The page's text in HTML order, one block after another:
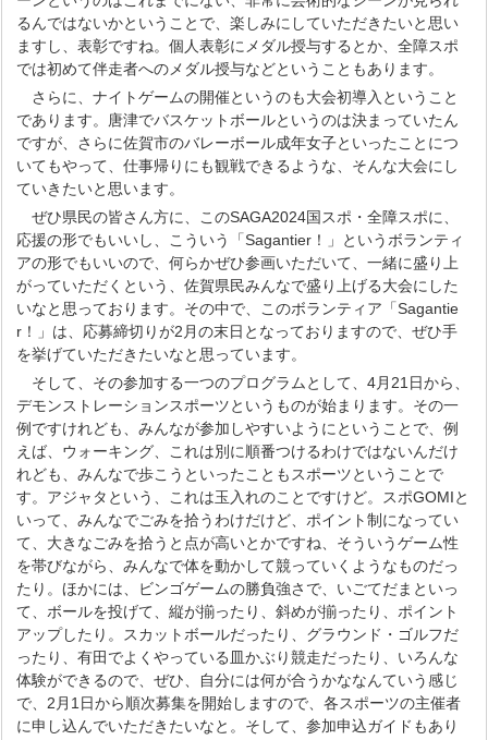
るんではないかということで、楽しみにしていただきたいと思い
ますし、表彰ですね。個人表彰にメダル授与するとか、全障スポ
では初めて伴走者へのメダル授与などということもあります。
さらに、ナイトゲームの開催というのも大会初導入ということ
であります。唐津でバスケットボールというのは決まっていたん
ですが、さらに佐賀市のバレーボール成年女子といったことにつ
いてもやって、仕事帰りにも観戦できるような、そんな大会にし
ていきたいと思います。
ぜひ県民の皆さん方に、このSAGA2024国スポ・全障スポに、
応援の形でもいいし、こういう「Sagantier！」というボランティ
アの形でもいいので、何らかぜひ参画いただいて、一緒に盛り上
がっていただくという、佐賀県民みんなで盛り上げる大会にした
いなと思っております。その中で、このボランティア「Sagantie
r！」は、応募締切りが2月の末日となっておりますので、ぜひ手
を挙げていただきたいなと思っています。
そして、その参加する一つのプログラムとして、4月21日から、
デモンストレーションスポーツというものが始まります。その一
例ですけれども、みんなが参加しやすいようにということで、例
えば、ウォーキング、これは別に順番つけるわけではないんだけ
れども、みんなで歩こうといったこともスポーツということで
す。アジャタという、これは玉入れのことですけど。スポGOMIと
いって、みんなでごみを拾うわけだけど、ポイント制になってい
て、大きなごみを拾うと点が高いとかですね、そういうゲーム性
を帯びながら、みんなで体を動かして競っていくようなものだっ
たり。ほかには、ビンゴゲームの勝負強さで、いごてだまといっ
て、ボールを投げて、縦が揃ったり、斜めが揃ったり、ポイント
アップしたり。スカットボールだったり、グラウンド・ゴルフだ
ったり、有田でよくやっている皿かぶり競走だったり、いろんな
体験ができるので、ぜひ、自分には何が合うかななんていう感じ
で、2月1日から順次募集を開始しますので、各スポーツの主催者
に申し込んでいただきたいなと。そして、参加申込ガイドもあり